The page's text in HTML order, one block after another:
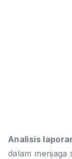
Analisis
dalam menjaga